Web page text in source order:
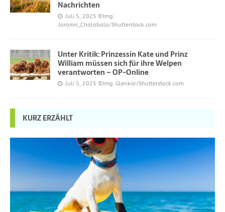
Nachrichten
Juli 5, 2025 ©Img.
Jaromir_Chalabala/Shutterstock.com
Unter Kritik: Prinzessin Kate und Prinz
William müssen sich für ihre Welpen
verantworten – OP-Online
Juli 5, 2025 ©Img. Glenkar/Shutterstock.com
KURZ ERZÄHLT